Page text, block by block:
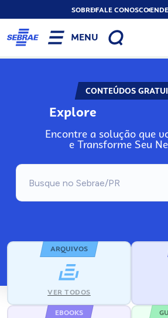
SOBREFALE CONOSCO
MENU
CONTEÚDOS
Explore
Encontre a solução que
e Transforme Seu
ARQUIVOS
VER TODOS
EBOOKS